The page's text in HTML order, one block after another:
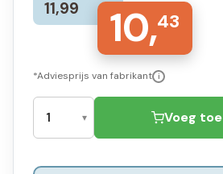
11,99 10,43
*Adviesprijs van fabrikant i
Voeg toe